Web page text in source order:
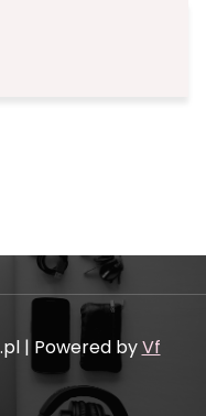
| Powered byVf